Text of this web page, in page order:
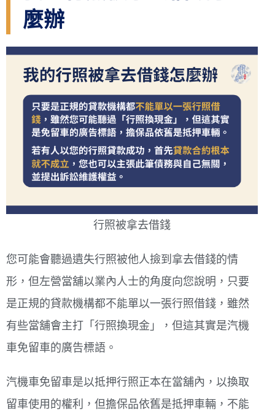
麼辦
行照被拿去借錢
您可能會聽過遺失行照被他人撿到拿去借錢的情
形，但左營當舖以業內人士的角度向您說明，只要
是正規的貸款機構都不能單以一張行照借錢，雖然
有些當舖會主打「行照換現金」，但這其實是汽機
車免留車的廣告標語。
汽機車免留車是以抵押行照正本在當舖內，以換取
留車使用的權利，但擔保品依舊是抵押車輛，不能